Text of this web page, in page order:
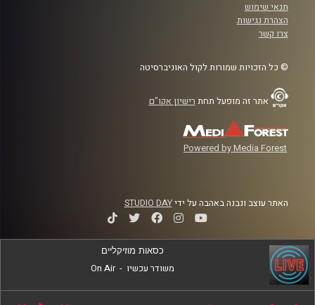
תנאי שימוש
הצהרת נגישות
צרו קשר
© כל הזכויות שמורות לקול האוניברסיטה
אתר זה מופעל תחת רישיון אקו"ם
Powered by Media Forest
האתר עוצב ונבנה באהבה על ידיSTUDIO DAY
כסאות מוזיקליים
משודר עכשיו -
On Air